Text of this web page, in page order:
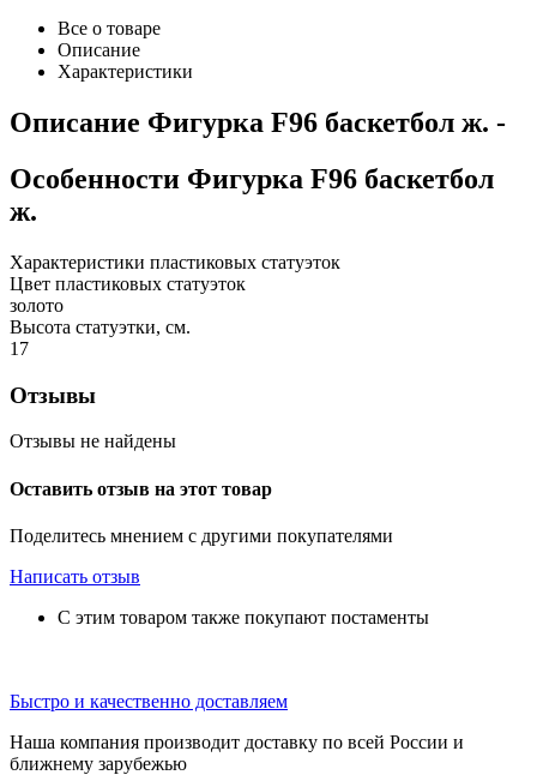
Все о товаре
Описание
Характеристики
Описание Фигурка F96 баскетбол ж. -
Особенности Фигурка F96 баскетбол
ж.
Характеристики пластиковых статуэток
Цвет пластиковых статуэток
золото
Высота статуэтки, см.
17
Отзывы
Отзывы не найдены
Оставить отзыв на этот товар
Поделитесь мнением с другими покупателями
Написать отзыв
С этим товаром также покупают постаменты
Быстро и качественно доставляем
Наша компания производит доставку по всей России и
ближнему зарубежью